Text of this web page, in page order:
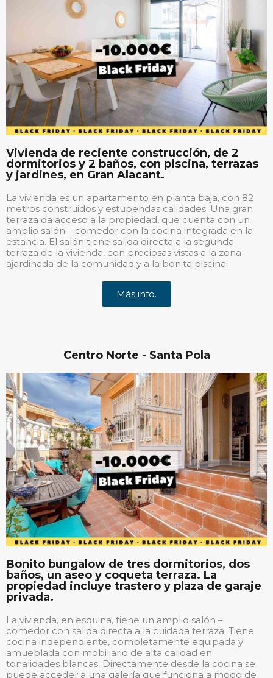
Vivienda de reciente construcción, de 2
dormitorios y 2 baños, con piscina, terrazas
y jardines, en Gran Alacant.
La vivienda es un apartamento en planta baja, con 82
metros construidos y estupendas calidades. Una gran
terraza da acceso a la propiedad, que cuenta con un
amplio salón – comedor con la cocina integrada en la
estancia. El salón tiene salida directa a la segunda
terraza de la vivienda, con preciosas vistas a la zona
ajardinada de la comunidad y a la bonita piscina.
Más info.
Centro Norte - Santa Pola
Bonito bungalow de tres dormitorios, dos
baños, un aseo y coqueta terraza. La
propiedad incluye trastero y plaza de garaje
privada.
La vivienda, en esquina, tiene un amplio salón –
comedor con salida directa a la cuidada terraza. Tiene
cocina independiente, completamente equipada y
amueblada con mobiliario de alta calidad en
tonalidades blancas. Directamente desde la cocina se
puede acceder a una galería que funciona a modo de